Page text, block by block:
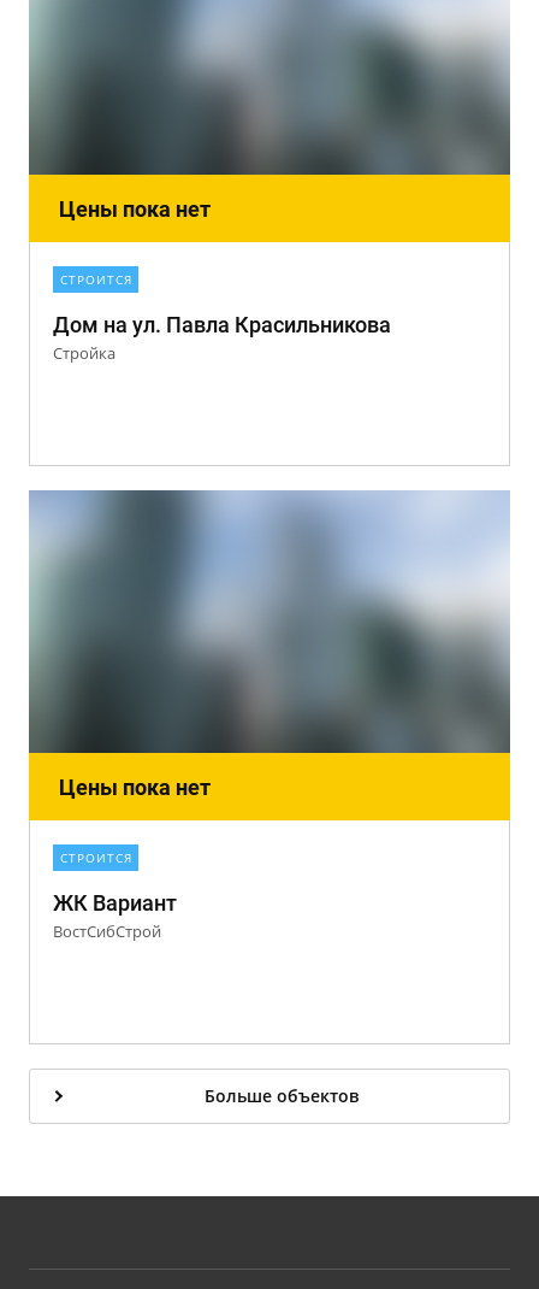
Цены пока нет
СТРОИТСЯ
Дом на ул. Павла Красильникова
Стройка
Цены пока нет
СТРОИТСЯ
ЖК Вариант
ВостСибСтрой
Больше объектов